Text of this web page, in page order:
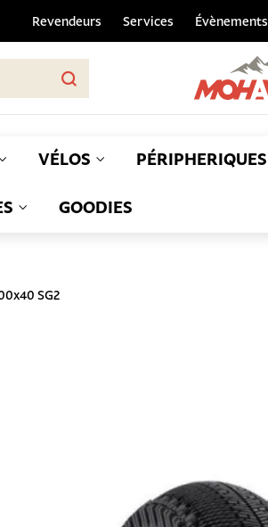
Revendeurs Services Évènements
VÉLOS PÉRIPHERIQUES
GOODIES
SG2